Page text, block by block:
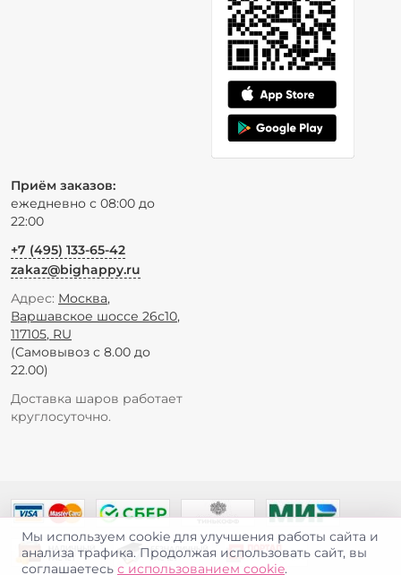
Приём заказов:
ежедневно с 08:00 до
22:00
+7 (495) 133-65-42
zakaz@bighappy.ru
Адрес: Москва,
Варшавское шоссе 26с10,
117105, RU
(Самовывоз с 8.00 до
22.00)
Доставка шаров работает
круглосуточно.
Мы используем cookie для улучшения работы сайта и
анализа трафика. Продолжая использовать сайт, вы
соглашаетесь с использованием cookie.